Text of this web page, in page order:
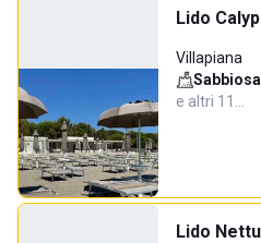
Lido
Villapiana
Sabbiosa
e altri 11…
Lido